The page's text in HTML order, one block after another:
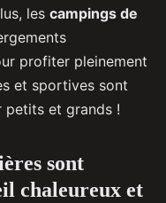
les campings de
profiter pleinement
et sportives sont
petits et grands !
sont
chaleureux et